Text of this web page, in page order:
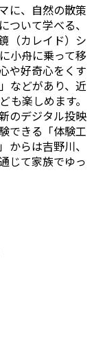
に、自然の散策
いて学べる、
（カレイド）シ
小舟に乗って移
や好奇心をくす
などがあり、近
も楽しめます。
のデジタル投映
できる「体験工
らは吉野川、
じて家族でゆっ